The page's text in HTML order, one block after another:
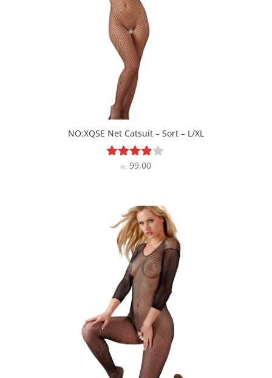
NO:XQSE Net Catsuit – Sort – L/XL
Vurderet
kr.99,00